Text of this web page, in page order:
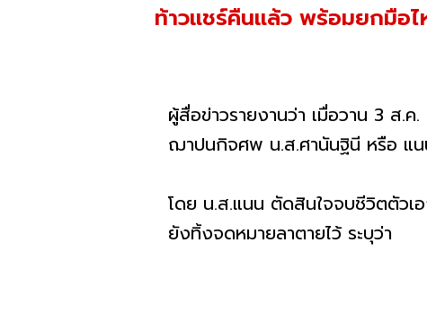
ท้าวแชร์คืนแล้ว พร้อมยกมือไ
ผู้สื่อข่าวรายงานว่า เมื่อวาน 3 ส.
ฌาปนกิจศพ น.ส.ศานันฐินี หรือ แ
โดย น.ส.แนน ตัดสินใจจบชีวิตตัวเ
ยังทิ้งจดหมายลาตายไว้ ระบุว่า